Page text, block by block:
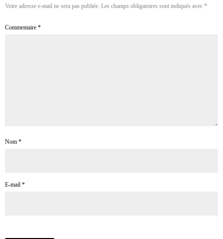
Votre adresse e-mail ne sera pas publiée. Les champs obligatoires sont indiqués avec *
Commentaire *
Nom *
E-mail *